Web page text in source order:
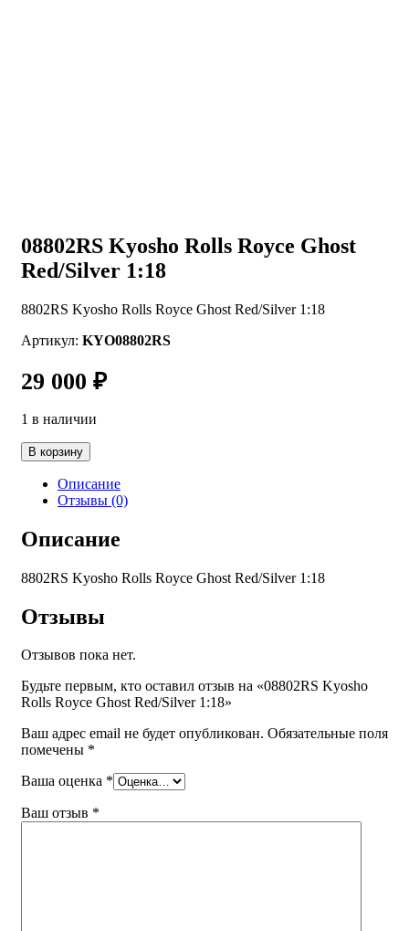
08802RS Kyosho Rolls Royce Ghost
Red/Silver 1:18
8802RS Kyosho Rolls Royce Ghost Red/Silver 1:18
Артикул: KYO08802RS
29 000 ₽
1 в наличии
Количество
товара
08802RS
Kyosho
Royce
Ghost
1:18
В корзину
Описание
Отзывы (0)
Описание
8802RS Kyosho Rolls Royce Ghost Red/Silver 1:18
Отзывы
Отзывов пока нет.
Будьте первым, кто оставил отзыв на «08802RS Kyosho
Rolls Royce Ghost Red/Silver 1:18»
Ваш адрес email не будет опубликован. Обязательные поля
помечены *
Ваша оценка *
Ваш отзыв *